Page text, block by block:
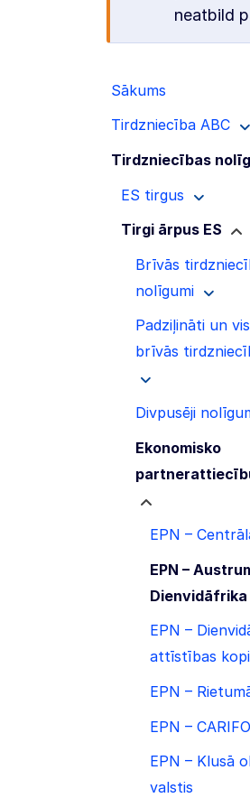
neatbild
Sākums
Tirdzniecība ABC
Tirdzniecības
ES tirgus
Tirgi ārpus ES
Brīvās
nolīgumi
Padziļināti un
brīvās
Divpusēji
Ekonomisko
EPN –
EPN –
Dienvidāfrika
EPN –
attīstības
EPN –
EPN –
EPN – Klusā
valstis